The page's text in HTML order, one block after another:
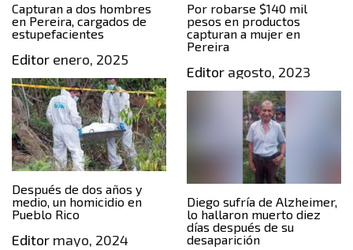
Capturan a dos hombres
en Pereira, cargados de
estupefacientes
Editor enero, 2025
Por robarse $140 mil
pesos en productos
capturan a mujer en
Pereira
Editoragosto, 2023
Después de dos años y
medio, un homicidio en
Pueblo Rico
Editor mayo, 2024
Diego sufría de Alzheimer,
lo hallaron muerto diez
días después de su
desaparición